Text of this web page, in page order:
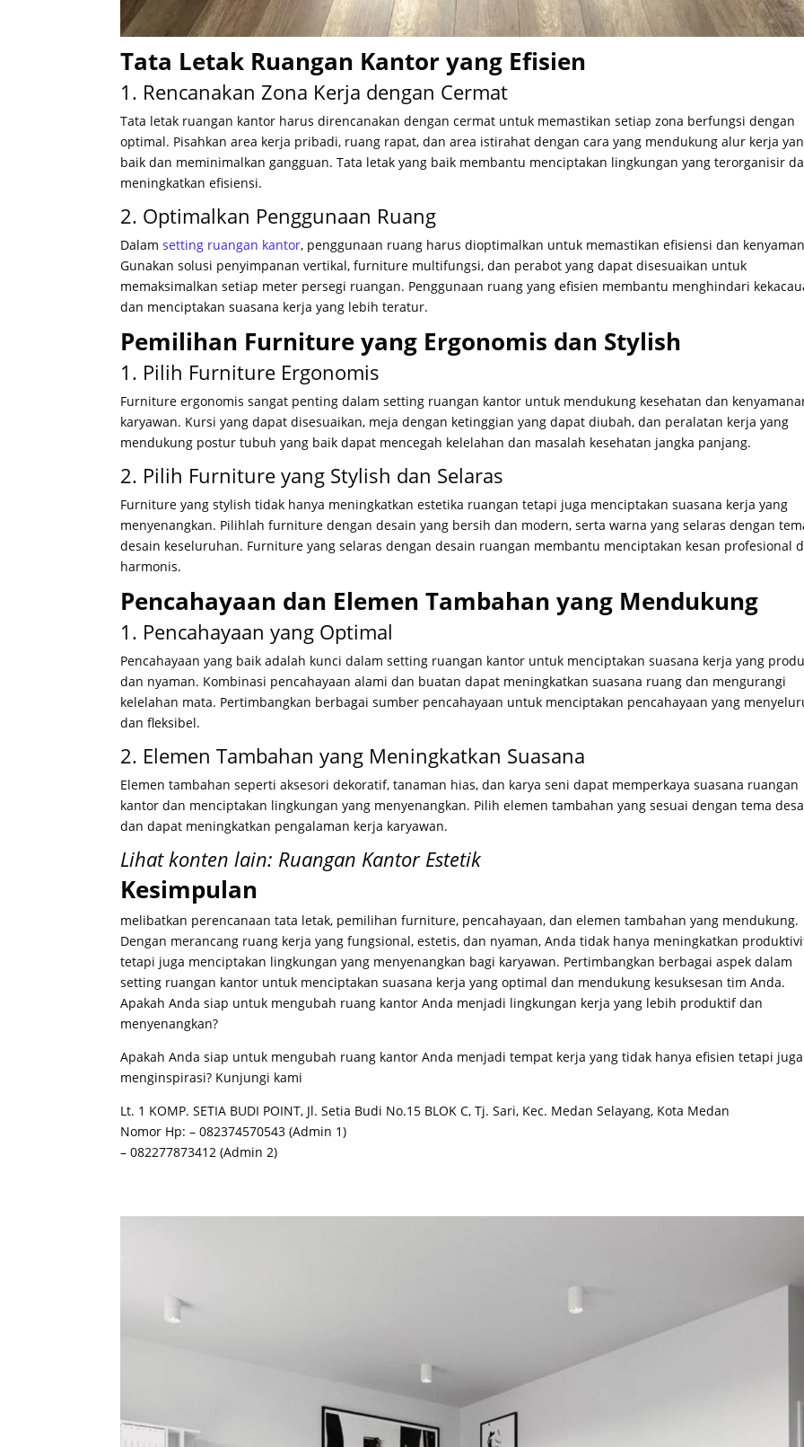
Tata Letak Ruangan Kantor yang Efisien
1. Rencanakan Zona Kerja dengan Cermat
Tata letak ruangan kantor harus direncanakan dengan cermat untuk memastikan setiap zona berfungsi dengan
optimal. Pisahkan area kerja pribadi, ruang rapat, dan area istirahat dengan cara yang mendukung alur kerja
baik dan meminimalkan gangguan. Tata letak yang baik membantu menciptakan lingkungan yang terorganisir
meningkatkan efisiensi.
2. Optimalkan Penggunaan Ruang
Dalamsetting ruangan kantor, penggunaan ruang harus dioptimalkan untuk memastikan efisiensi dan
Gunakan solusi penyimpanan vertikal, furniture multifungsi, dan perabot yang dapat disesuaikan untuk
memaksimalkan setiap meter persegi ruangan. Penggunaan ruang yang efisien membantu menghindari
dan menciptakan suasana kerja yang lebih teratur.
Pemilihan Furniture yang Ergonomis dan Stylish
1. Pilih Furniture Ergonomis
Furniture ergonomis sangat penting dalam setting ruangan kantor untuk mendukung kesehatan dan
karyawan. Kursi yang dapat disesuaikan, meja dengan ketinggian yang dapat diubah, dan peralatan kerja yang
mendukung postur tubuh yang baik dapat mencegah kelelahan dan masalah kesehatan jangka panjang.
2. Pilih Furniture yang Stylish dan Selaras
Furniture yang stylish tidak hanya meningkatkan estetika ruangan tetapi juga menciptakan suasana kerja yang
menyenangkan. Pilihlah furniture dengan desain yang bersih dan modern, serta warna yang selaras dengan
desain keseluruhan. Furniture yang selaras dengan desain ruangan membantu menciptakan kesan profesional
harmonis.
Pencahayaan dan Elemen Tambahan yang Mendukung
1. Pencahayaan yang Optimal
Pencahayaan yang baik adalah kunci dalam setting ruangan kantor untuk menciptakan suasana kerja yang
dan nyaman. Kombinasi pencahayaan alami dan buatan dapat meningkatkan suasana ruang dan mengurangi
kelelahan mata. Pertimbangkan berbagai sumber pencahayaan untuk menciptakan pencahayaan yang
dan fleksibel.
2. Elemen Tambahan yang Meningkatkan Suasana
Elemen tambahan seperti aksesori dekoratif, tanaman hias, dan karya seni dapat memperkaya suasana ruangan
kantor dan menciptakan lingkungan yang menyenangkan. Pilih elemen tambahan yang sesuai dengan tema
dan dapat meningkatkan pengalaman kerja karyawan.
Lihat konten lain: Ruangan Kantor Estetik
Kesimpulan
melibatkan perencanaan tata letak, pemilihan furniture, pencahayaan, dan elemen tambahan yang mendukung.
Dengan merancang ruang kerja yang fungsional, estetis, dan nyaman, Anda tidak hanya meningkatkan
tetapi juga menciptakan lingkungan yang menyenangkan bagi karyawan. Pertimbangkan berbagai aspek dalam
setting ruangan kantor untuk menciptakan suasana kerja yang optimal dan mendukung kesuksesan tim Anda.
Apakah Anda siap untuk mengubah ruang kantor Anda menjadi lingkungan kerja yang lebih produktif dan
menyenangkan?
Apakah Anda siap untuk mengubah ruang kantor Anda menjadi tempat kerja yang tidak hanya efisien tetapi juga
menginspirasi? Kunjungi kami
Lt. 1 KOMP. SETIA BUDI POINT, Jl. Setia Budi No.15 BLOK C, Tj. Sari, Kec. Medan Selayang, Kota Medan
Nomor Hp: – 082374570543 (Admin 1)
– 082277873412 (Admin 2)